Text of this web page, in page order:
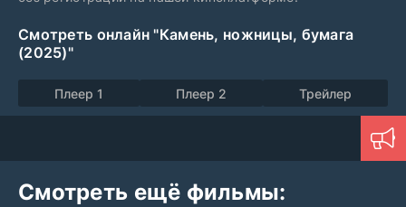
Смотреть онлайн "Камень, ножницы, бумага
(2025)"
Плеер 1 Плеер 2 Трейлер
Смотреть ещё фильмы: